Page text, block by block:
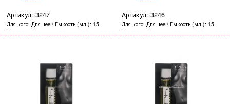
Артикул: 3247
Для кого Для нее Емкость (мл.) 15
Артикул: 3246
Для кого Для нее Емкость (мл.) 15